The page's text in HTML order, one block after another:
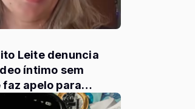
Leite denuncia
íntimo sem
apelo para